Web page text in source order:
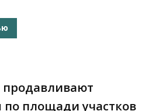
площади участков